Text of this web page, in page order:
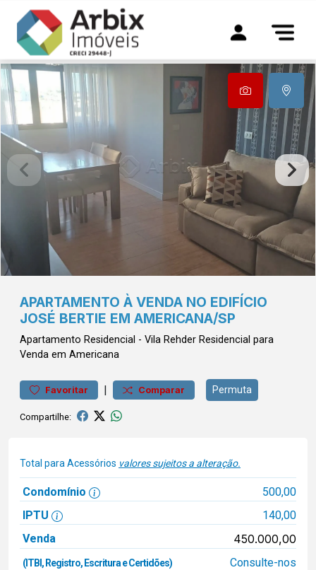
APARTAMENTO À VENDA NO EDIFÍCIO
JOSÉ BERTIE EM AMERICANA/SP
Apartamento Residencial - Vila Rehder Residencial para
Venda em Americana
Favoritar | Comparar Permuta
Compartilhe:
Total para Acessórios valores sujeitos a alteração.
Condomínio
500,00
IPTU
140,00
Venda
450.000,00
(ITBI, Registro, Escritura e Certidões) Consulte-nos